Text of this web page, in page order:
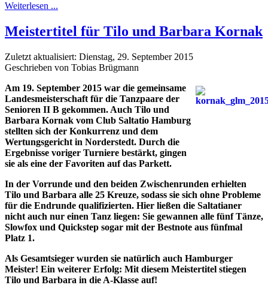
Weiterlesen ...
Meistertitel für Tilo und Barbara Kornak
Zuletzt aktualisiert: Dienstag, 29. September 2015
Geschrieben von Tobias Brügmann
Am 19. September 2015 war die gemeinsame
Landesmeisterschaft für die Tanzpaare der
Senioren II B gekommen. Auch Tilo und
Barbara Kornak vom Club Saltatio Hamburg
stellten sich der Konkurrenz und dem
Wertungsgericht in Norderstedt. Durch die
Ergebnisse voriger Turniere bestärkt, gingen
sie als eine der Favoriten auf das Parkett.
In der Vorrunde und den beiden Zwischenrunden erhielten
Tilo und Barbara alle 25 Kreuze, sodass sie sich ohne Probleme
für die Endrunde qualifizierten. Hier ließen die Saltatianer
nicht auch nur einen Tanz liegen: Sie gewannen alle fünf Tänze,
Slowfox und Quickstep sogar mit der Bestnote aus fünfmal
Platz 1.
Als Gesamtsieger wurden sie natürlich auch Hamburger
Meister! Ein weiterer Erfolg: Mit diesem Meistertitel stiegen
Tilo und Barbara in die A-Klasse auf!